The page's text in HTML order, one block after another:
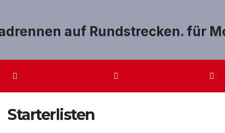
springen
Starterlisten